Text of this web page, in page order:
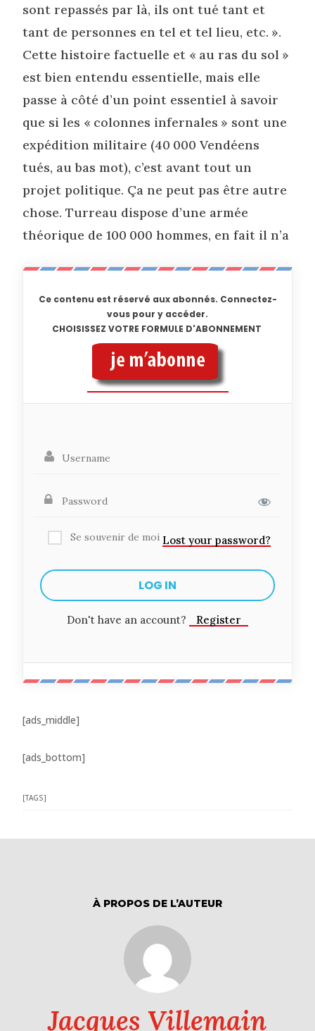
sont repassés par là, ils ont tué tant et
tant de personnes en tel et tel lieu, etc. ».
Cette histoire factuelle et « au ras du sol »
est bien entendu essentielle, mais elle
passe à côté d’un point essentiel à savoir
que si les « colonnes infernales » sont une
expédition militaire (40 000 Vendéens
tués, au bas mot), c’est avant tout un
projet politique. Ça ne peut pas être autre
chose. Turreau dispose d’une armée
théorique de 100 000 hommes, en fait il n’a
Ce contenu est réservé aux abonnés. Connectez-
vous pour y accéder.
CHOISISSEZ VOTRE FORMULE D'ABONNEMENT
Se souvenir de moi Lost your password?
Don't have an account? Register
[ads_middle]
[ads_bottom]
[TAGS]
À PROPOS DE L’AUTEUR
Jacques Villemain